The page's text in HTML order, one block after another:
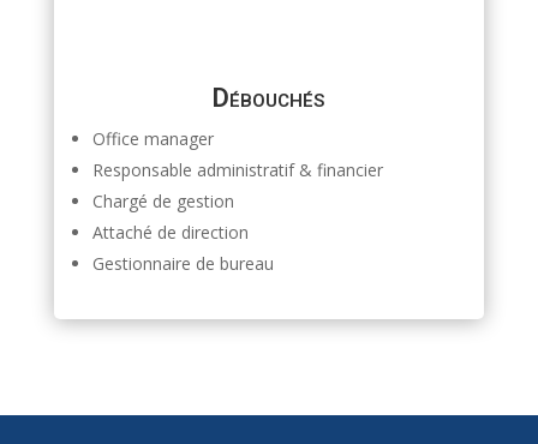
Débouchés
Office manager
Responsable administratif & financier
Chargé de gestion
Attaché de direction
Gestionnaire de bureau